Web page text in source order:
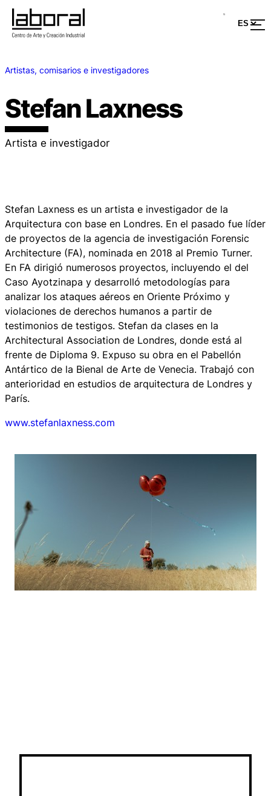
Artistas, comisarios e investigadores
Stefan Laxness
Artista e investigador
Stefan Laxness es un artista e investigador de la
Arquitectura con base en Londres. En el pasado fue líder
de proyectos de la agencia de investigación Forensic
Architecture (FA), nominada en 2018 al Premio Turner.
En FA dirigió numerosos proyectos, incluyendo el del
Caso Ayotzinapa y desarrolló metodologías para
analizar los ataques aéreos en Oriente Próximo y
violaciones de derechos humanos a partir de
testimonios de testigos. Stefan da clases en la
Architectural Association de Londres, donde está al
frente de Diploma 9. Expuso su obra en el Pabellón
Antártico de la Bienal de Arte de Venecia. Trabajó con
anterioridad en estudios de arquitectura de Londres y
París.
www.stefanlaxness.com